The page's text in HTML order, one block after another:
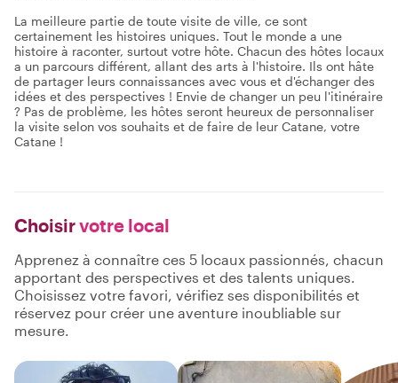
La meilleure partie de toute visite de ville, ce sont
certainement les histoires uniques. Tout le monde a une
histoire à raconter, surtout votre hôte. Chacun des hôtes locaux
a un parcours différent, allant des arts à l'histoire. Ils ont hâte
de partager leurs connaissances avec vous et d'échanger des
idées et des perspectives ! Envie de changer un peu l'itinéraire
? Pas de problème, les hôtes seront heureux de personnaliser
la visite selon vos souhaits et de faire de leur Catane, votre
Catane !
Choisirvotre local
Apprenez à connaître ces 5 locaux passionnés, chacun
apportant des perspectives et des talents uniques.
Choisissez votre favori, vérifiez ses disponibilités et
réservez pour créer une aventure inoubliable sur
mesure.